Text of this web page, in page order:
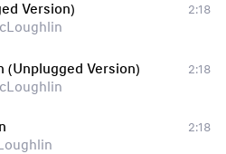
Version)
2:18
(Unplugged Version)
2:18
2:18